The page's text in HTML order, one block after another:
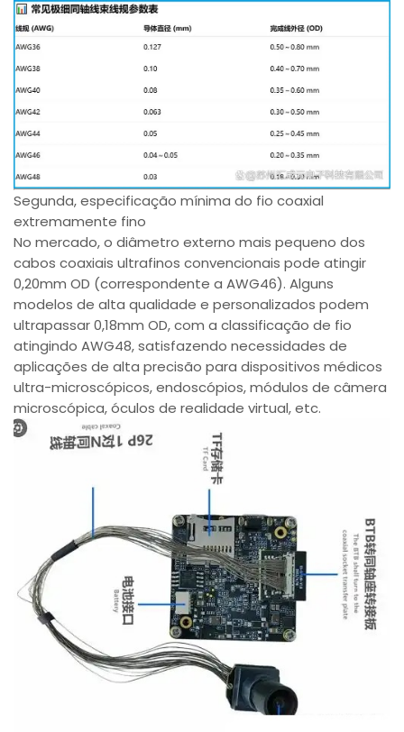
Segunda, especificação mínima do fio coaxial
extremamente fino
No mercado, o diâmetro externo mais pequeno dos
cabos coaxiais ultrafinos convencionais pode atingir
0,20mm OD (correspondente a AWG46). Alguns
modelos de alta qualidade e personalizados podem
ultrapassar 0,18mm OD, com a classificação de fio
atingindo AWG48, satisfazendo necessidades de
aplicações de alta precisão para dispositivos médicos
ultra-microscópicos, endoscópios, módulos de câmera
microscópica, óculos de realidade virtual, etc.